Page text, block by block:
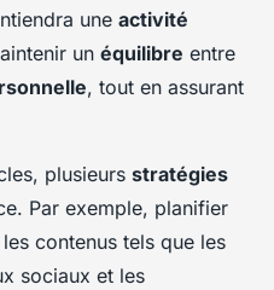
une activité
un équilibre entre
, tout en assurant
plusieurs stratégies
Par exemple, planifier
contenus tels que les
sociaux et les